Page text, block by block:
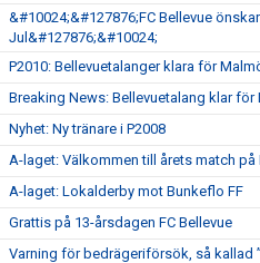
DOMARE
GYMKORT NORDIC WELLNESS
FYSTRÄNING
POLICY SOCIALA MEDIER
FRITIDSKORTET 2026
&#10024;&#127876;FC Bellevue
Jul&#127876;&#10024;
P2010: Bellevuetalanger klara för
Breaking News: Bellevuetalang klar
Nyhet: Ny tränare i P2008
A-laget: Välkommen till årets match på
A-laget: Lokalderby mot Bunkeflo FF
Grattis på 13-årsdagen FC Bellevue
Varning för bedrägeriförsök, så kallad